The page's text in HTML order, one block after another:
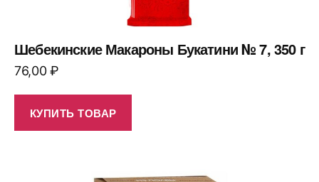
Шебекинские Макароны Букатини № 7, 350 г
76,00₽
КУПИТЬ ТОВАР